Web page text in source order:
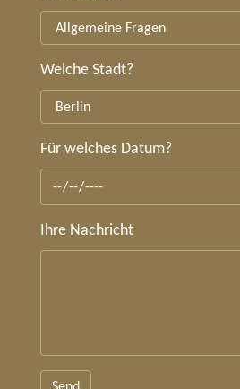
Welche Stadt?
Für welches Datum?
Ihre Nachricht